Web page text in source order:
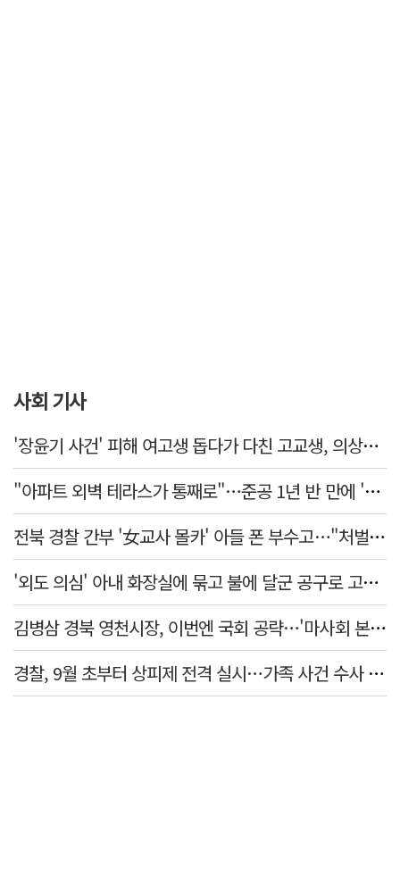
사회 기사
'장윤기 사건' 피해 여고생 돕다가 다친 고교생, 의상자 인정
"아파트 외벽 테라스가 통째로"…준공 1년 반 만에 '아찔 사고'
전북 경찰 간부 '女교사 몰카' 아들 폰 부수고…"처벌 못하는 사안" 내부망에 글
'외도 의심' 아내 화장실에 묶고 불에 달군 공구로 고문…남편 검거
김병삼 경북 영천시장, 이번엔 국회 공략…'마사회 본사 이전·광역교통망 확충' 요청
경찰, 9월 초부터 상피제 전격 실시…가족 사건 수사 못해